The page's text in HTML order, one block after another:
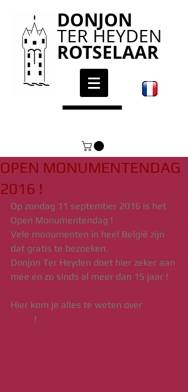
DONJON
TER HEYDEN
ROTSELAAR
OPEN MONUMENTENDAG
2016 !
Op zondag 11 september 2016 is het
Open Monumentendag !
Vele monumenten in heel België zijn
dat gratis te bezoeken.
Donjon Ter Heyden doet hier zeker aan
mee en zo sinds al meer dan 15 jaar !
Hier kom je alles te weten over
!